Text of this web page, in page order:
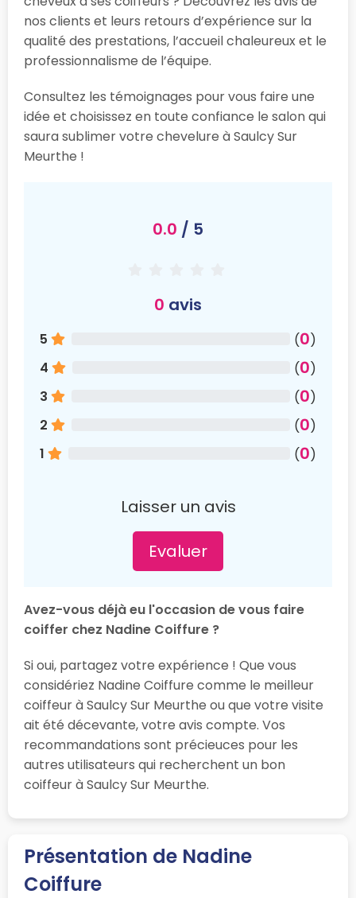
nos clients et leurs retours d’expérience sur la
qualité des prestations, l’accueil chaleureux et le
professionnalisme de l’équipe.
Consultez les témoignages pour vous faire une
idée et choisissez en toute confiance le salon qui
saura sublimer votre chevelure à Saulcy Sur
Meurthe !
0.0 / 5
0 avis
5 (0)
4
(0)
3
(0)
2
(0)
1
(0)
Laisser un avis
Evaluer
Avez-vous déjà eu l'occasion de vous faire
coiffer chez Nadine Coiffure ?
Si oui, partagez votre expérience ! Que vous
considériez Nadine Coiffure comme le meilleur
coiffeur à Saulcy Sur Meurthe ou que votre visite
ait été décevante, votre avis compte. Vos
recommandations sont précieuces pour les
autres utilisateurs qui recherchent un bon
coiffeur à Saulcy Sur Meurthe.
Présentation de Nadine
Coiffure